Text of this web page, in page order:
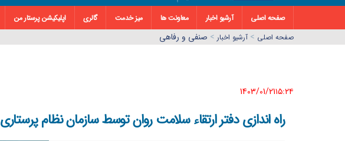
صفحه اصلی آرشیو اخبار معاونت ها میز خدمت گالری اپلیکیشن پرستار من
صفحه اصلي > آرشیو اخبار > صنفی و رفاهی
1403/01/21١٥:٢٤
راه اندازی دفتر ارتقاء سلامت روان توسط سازمان نظام پرستاری